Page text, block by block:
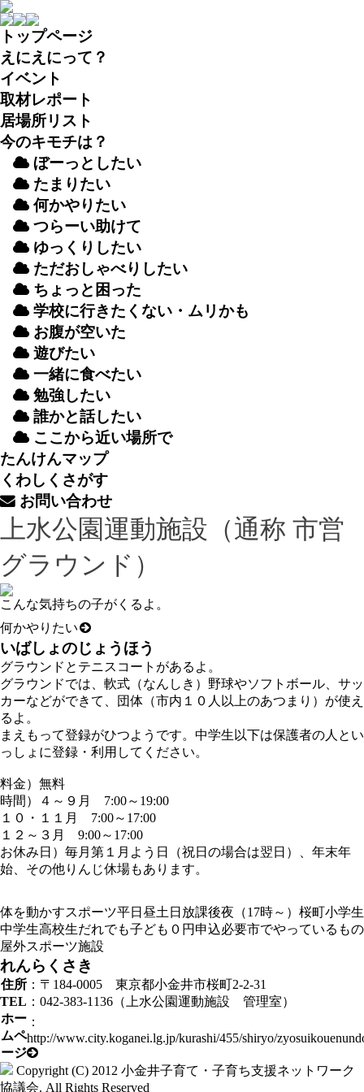
トップページ
えにえにって？
イベント
取材レポート
居場所リスト
今のキモチは？
ぼーっとしたい
たまりたい
何かやりたい
つらーい助けて
ゆっくりしたい
ただおしゃべりしたい
ちょっと 困 った
学校に行きたくない・ムリかも
お腹が空いた
遊びたい
一緒に食べたい
勉強したい
誰かと話したい
ここから近い場所で
たんけんマップ
くわしくさがす
お問い合わせ
上水公園運動施設（通称 市営
グラウンド）
こんな気持ちの子がくるよ。
何かやりたい
いばしょのじょうほう
グラウンドとテニスコートがあるよ。
グラウンドでは、軟式（なんしき）野球やソフトボール、サッ
カーなどができて、団体（市内１０人以上のあつまり）が使え
るよ。
まえもって登録がひつようです。中学生以下は保護者の人とい
っしょに登録・利用してください。
料金）無料
時間）４～９月 7:00～19:00
１０・１１月 7:00～17:00
１２～３月 9:00～17:00
お休み日）毎月第１月よう日（祝日の場合は翌日）、年末年
始、その他りんじ休場もあります。
体を動かすスポーツ平日昼土日 放課後夜（17時～） 桜町小学生
中学生高校生だれでも子ども０円 申込必要市でやっているもの
屋外スポーツ施設
れんらくさき
住所 ：〒184-0005 東京都小金井市桜町2-2-31
TEL ：042-383-1136（上水公園運動施設 管理室）
ホー
ムペ
ージ
：
http://www.city.koganei.lg.jp/kurashi/455/shiryo/
Copyright (C) 2012 小金井子育て・子育ち支援ネットワーク
協議会. All Rights Reserved